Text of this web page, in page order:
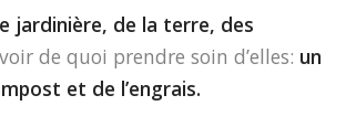
jardinière, de la terre, des
de quoi prendre soin d’elles: un
et de l’engrais.